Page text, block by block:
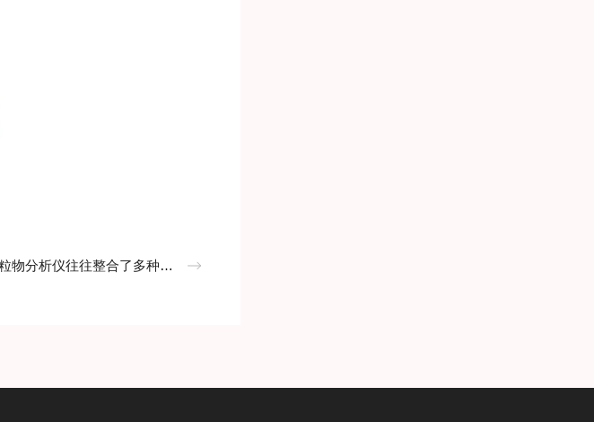
物分析仪往往整合了多种技术手段